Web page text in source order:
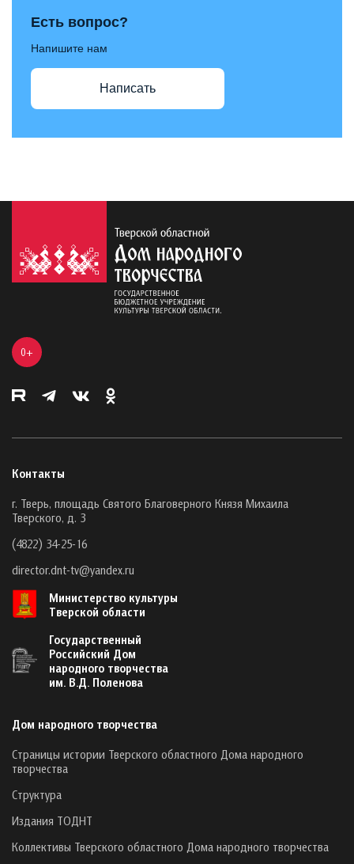
Есть вопрос?
Напишите нам
Написать
0+
Контакты
г. Тверь, площадь Святого Благоверного Князя Михаила
Тверского, д. 3
(4822) 34-25-16
director.dnt-tv@yandex.ru
Министерство культуры
Тверской области
Государственный
Российский Дом
народного творчества
им. В.Д. Поленова
Дом народного творчества
Страницы истории Тверского областного Дома народного
творчества
Структура
Издания ТОДНТ
Коллективы Тверского областного Дома народного творчества